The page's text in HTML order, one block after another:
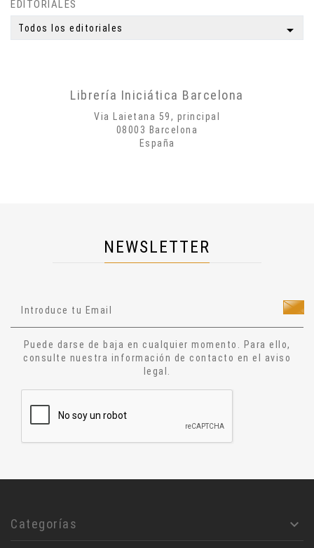
Simbología
Mitología
Ocultismo
Narrativa
Relatos
Aforismos
EDITORIALES
Todos los editoriales arrow_drop_down
Librería Iniciática Barcelona
Via Laietana 59, principal
08003 Barcelona
España
NEWSLETTER
Puede darse de baja en cualquier momento. Para ello,
consulte nuestra información de contacto en el aviso
legal.
Categorías 